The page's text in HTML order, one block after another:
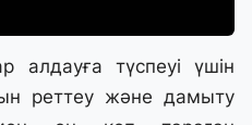
алдауға түспеуі үшін
реттеу және дамыту